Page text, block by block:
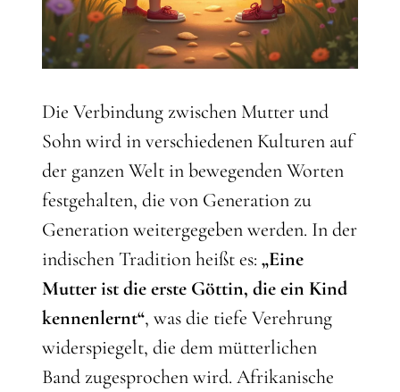
Die Verbindung zwischen Mutter und
Sohn wird in verschiedenen Kulturen auf
der ganzen Welt in bewegenden Worten
festgehalten, die von Generation zu
Generation weitergegeben werden. In der
indischen Tradition heißt es:„Eine
Mutter ist die erste Göttin, die ein Kind
kennenlernt“, was die tiefe Verehrung
widerspiegelt, die dem mütterlichen
Band zugesprochen wird. Afrikanische